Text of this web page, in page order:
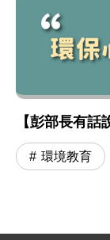
【彭部長有
環境教育